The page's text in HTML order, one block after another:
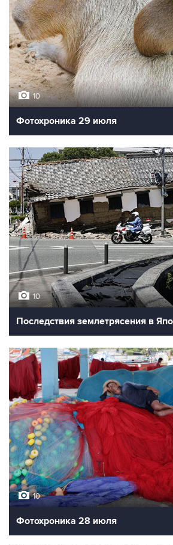
10
Фотохроника 29 июля
10
Последствия землетрясения в
10
Фотохроника 28 июля